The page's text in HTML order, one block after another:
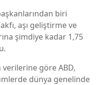
biri
aşı geliştirme ve
şimdiye kadar 1,75
verilerine göre ABD,
dünya genelinde